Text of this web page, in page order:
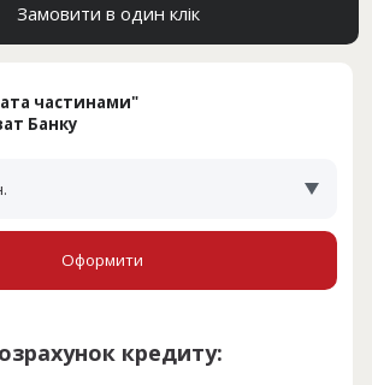
Замовити в один клік
частинами"
Банку
Оформити
кредиту: